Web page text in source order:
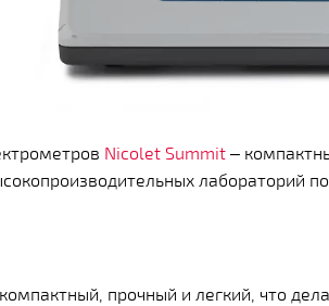
Nicolet Summit –
лабораторий
прочный и легкий, что